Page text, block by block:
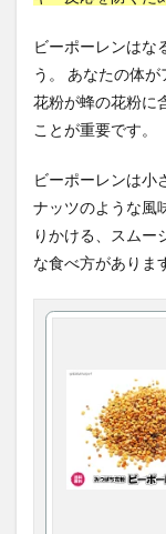
慢性呼吸不全
成功体験
成長戦略
戦略的暇
手のシワの予防
手作り
手
手裏剣
投
投資資金
抗ガン剤
抗原検査
抗疲労体質
ビーポーレンはな
う。 あなたの体
花粉が蜂の花粉に
ことが重要です。
ビーポーレンは小
ナッツのような風
りかける、スムー
な食べ方がありま